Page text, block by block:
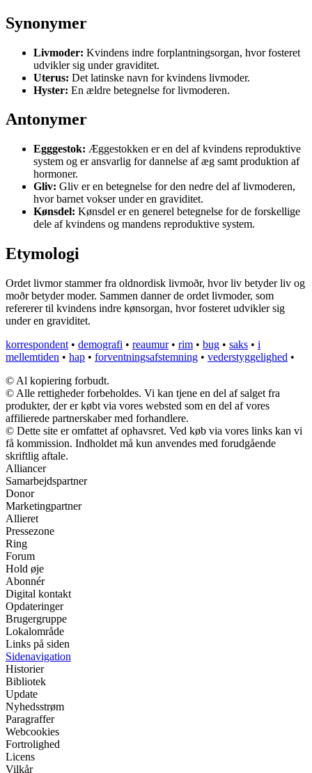
Synonymer
Livmoder: Kvindens indre forplantningsorgan, hvor fosteret
udvikler sig under graviditet.
Uterus: Det latinske navn for kvindens livmoder.
Hyster: En ældre betegnelse for livmoderen.
Antonymer
Egggestok: Æggestokken er en del af kvindens reproduktive
system og er ansvarlig for dannelse af æg samt produktion af
hormoner.
Gliv: Gliv er en betegnelse for den nedre del af livmoderen,
hvor barnet vokser under en graviditet.
Kønsdel: Kønsdel er en generel betegnelse for de forskellige
dele af kvindens og mandens reproduktive system.
Etymologi
Ordet livmor stammer fra oldnordisk livmoðr, hvor liv betyder liv og
moðr betyder moder. Sammen danner de ordet livmoder, som
refererer til kvindens indre kønsorgan, hvor fosteret udvikler sig
under en graviditet.
korrespondent • demografi • reaumur• rim • bug • saks • i
mellemtiden • hap • forventningsafstemning • vederstyggelighed •
© Al kopiering forbudt.
© Alle rettigheder forbeholdes. Vi kan tjene en del af salget fra
produkter, der er købt via vores websted som en del af vores
affilierede partnerskaber med forhandlere.
© Dette site er omfattet af ophavsret. Ved køb via vores links kan vi
få kommission. Indholdet må kun anvendes med forudgående
skriftlig aftale.
Alliancer
Samarbejdspartner
Donor
Marketingpartner
Allieret
Pressezone
Ring
Forum
Hold øje
Abonnér
Digital kontakt
Opdateringer
Brugergruppe
Lokalområde
Links på siden
Sidenavigation
Historier
Bibliotek
Update
Nyhedsstrøm
Paragraffer
Webcookies
Fortrolighed
Licens
Vilkår